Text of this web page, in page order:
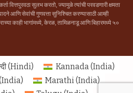
वित्तपुरवठा सुलभ करतो, ज्यामुळे त्यांची परवडणारी क्षमता
आणि सेवांची गुणवत्ता सुनिश्चित करण्यासाठी आम्ही
काही भागांमध्ये, केरळ, तामिळनाडू आणि बिहारमध्ये ५०
(Hindi)
Kannada (India)
Marathi (India)